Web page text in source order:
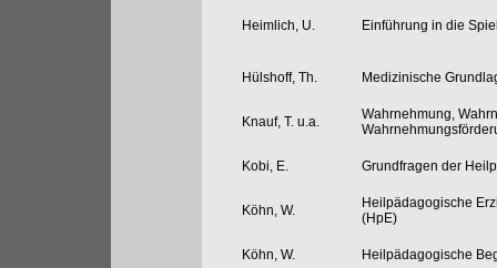
Heimlich, U. Einführung in die
Hülshoff, Th. Medizinische
Knauf, T. u.a.
Wahrnehmung,
Kobi, E. Grundfragen der
Köhn, W.
Heilpädagogische
(HpE)
Köhn, W. Heilpädagogische